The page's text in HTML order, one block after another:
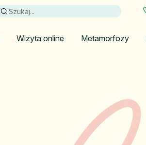
Wizyta online Metamorfozy